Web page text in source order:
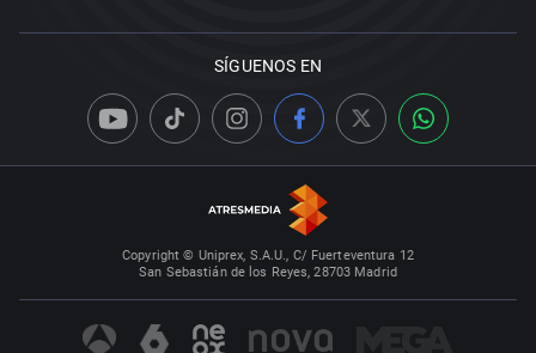
SÍGUENOS EN
Copyright © Uniprex, S.A.U., C/ Fuerteventura 12
San Sebastián de los Reyes, 28703 Madrid